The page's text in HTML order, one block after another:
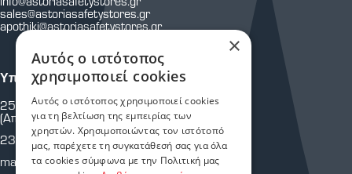
sales@astoriasafetystores.gr
apothiki@astoriasafetystores.gr
Υποκατάστημα Μαρτίου
25ης Μαρτίου 43 & Κρήτης
(Απέναντι από Πυροσβεστική Υπηρεσία.)
2310 810 805
martiou@astoriasafetystores.gr
×
Αυτός ο ιστότοπος
χρησιμοποιεί cookies
Αυτός ο ιστότοπος χρησιμοποιεί cookies
για τη βελτίωση της εμπειρίας των
χρηστών. Χρησιμοποιώντας τον ιστότοπό
μας, παρέχετε τη συγκατάθεσή σας για όλα
τα cookies σύμφωνα με την Πολιτική μας